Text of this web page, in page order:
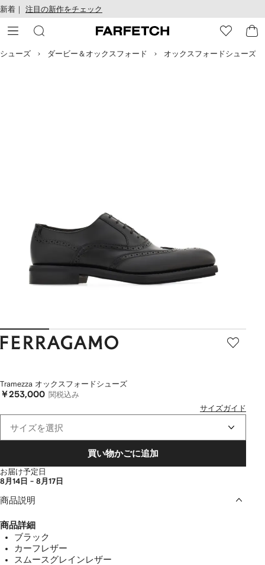
テ
ン
ツ
移
お
け
る
ク
新着｜ 注目の新作をチェック
シューズ ダービー＆オックスフォード オックスフォードシューズ
Ferragamo
Tramezza オックスフォードシューズ
￥253,000 関税込み
サイズガイド
サイズを選択
買い物かごに追加
お届け予定日
8月14日 - 8月17日
商品説明
商品詳細
ブラック
カーフレザー
スムースグレインレザー